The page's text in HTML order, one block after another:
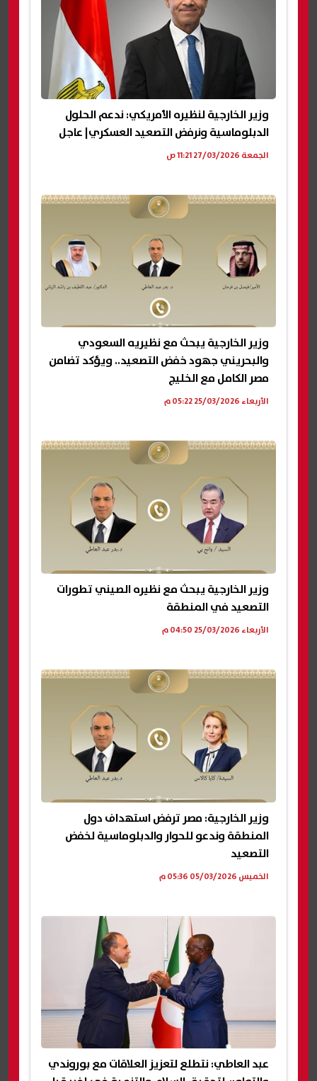
وزير الخارجية لنظيره الأمريكي: ندعم الحلول
الدبلوماسية ونرفض التصعيد العسكري| عاجل
الجمعة 27/03/2026 11:21 ص
وزير الخارجية يبحث مع نظيريه السعودي
والبحريني جهود خفض التصعيد.. ويؤكد تضامن
مصر الكامل مع الخليج
الأربعاء 25/03/2026 05:22 م
وزير الخارجية يبحث مع نظيره الصيني تطورات
التصعيد في المنطقة
الأربعاء 25/03/2026 04:50 م
وزير الخارجية: مصر ترفض استهداف دول
المنطقة وندعو للحوار والدبلوماسية لخفض
التصعيد
الخميس 05/03/2026 05:36 م
عبد العاطي: نتطلع لتعزيز العلاقات مع بوروندي